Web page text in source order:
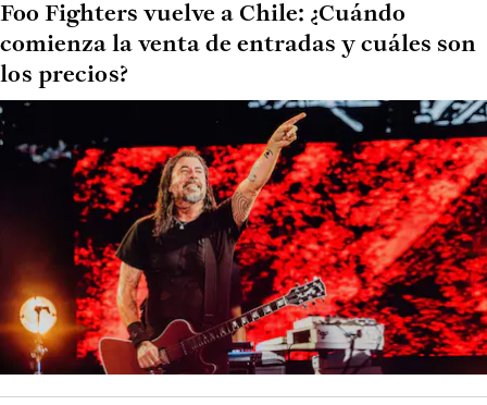
Foo Fighters vuelve a Chile: ¿Cuándo
comienza la venta de entradas y cuáles son
los precios?